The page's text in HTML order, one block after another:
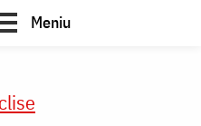
Meniu